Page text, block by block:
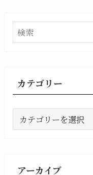
カテゴリー
テ
ーアーカイブ